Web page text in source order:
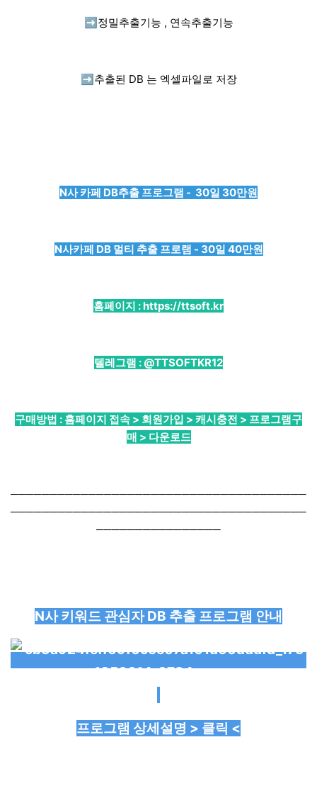
➡️ 정밀추출기능 , 연속추출기능
➡️ 추출된 DB 는 엑셀파일로 저장
N사 카페 DB추출 프로그램 - 30일 30만원
N사카페 DB 멀티 추출 프로램 - 30일 40만원
홈페이지 :https://ttsoft.kr
텔레그램 : @TTSOFTKR12
구매방법 : 홈페이지 접속 > 회원가입 > 캐시충전 > 프로그램구
매 > 다운로드
──────────────────────────────────────
──────────────────────────────────────
────────────────
N사 키워드 관심자 DB 추출 프로그램 안내
프로그램 상세설명 > 클릭 <